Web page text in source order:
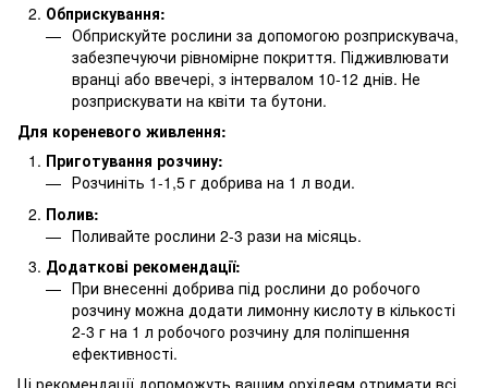
Обприскування:
Обприскуйте рослини за допомогою розприскувача,
забезпечуючи рівномірне покриття. Підживлювати
вранці або ввечері, з інтервалом 10-12 днів. Не
розприскувати на квіти та бутони.
Для кореневого живлення:
Приготування розчину:
Розчиніть 1-1,5 г добрива на 1 л води.
Полив:
Поливайте рослини 2-3 рази на місяць.
Додаткові рекомендації:
При внесенні добрива під рослини до робочого
розчину можна додати лимонну кислоту в кількості
2-3 г на 1 л робочого розчину для поліпшення
ефективності.